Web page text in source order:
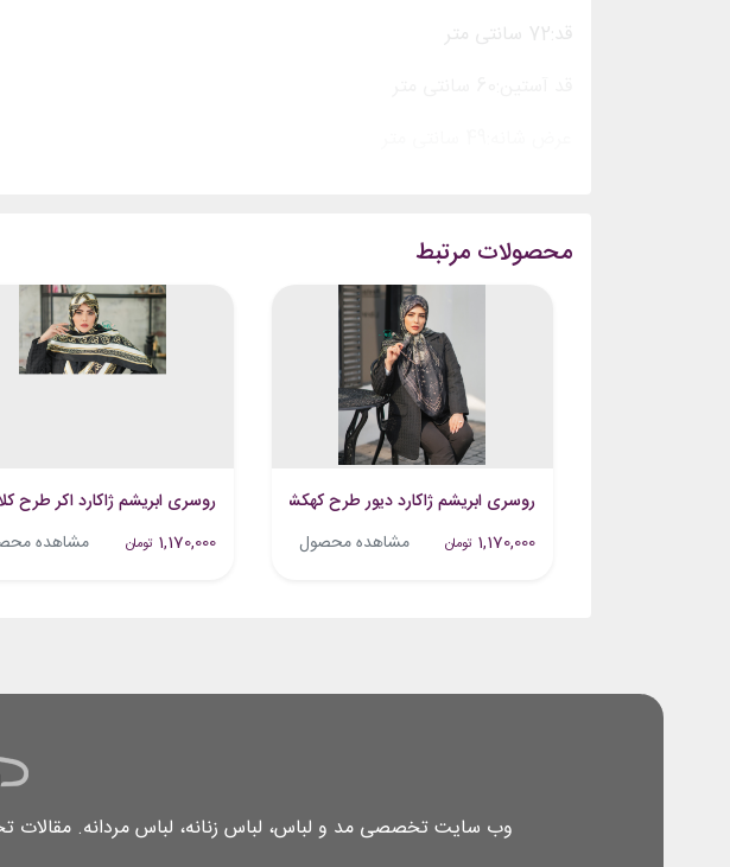
قد:72 سانتی متر
محصولات مرتبط
روسری ابریشم ژاکارد دیور طرح کهکشان مشکی کرم روشن تیره
1,170,000 تومان مشاهده محصول
روسری ابریشم ژاکارد اکر
1,170,000 تومان مشاهده
وب سایت تخصصی مد و لباس، لباس زنانه، لباس مردانه. مقالات